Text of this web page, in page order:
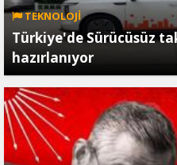
TEKNOLOJİ
Türkiye'de Sürücüsüz
hazırlanıyor